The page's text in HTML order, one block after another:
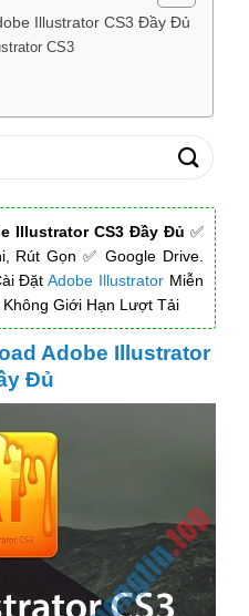
Illustrator CS3 Đầy Đủ
CS3
Illustrator CS3 Đầy Đủ ✅
Rút Gọn ✅ Google Drive.
ĐặtAdobe Illustrator Miễn
Giới Hạn Lượt Tải
Adobe Illustrator
Đủ